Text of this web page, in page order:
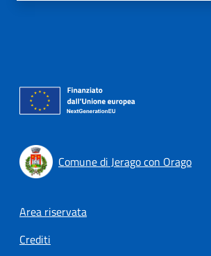
Comune di Jerago con Orago
Footer menu
Area riservata
Crediti